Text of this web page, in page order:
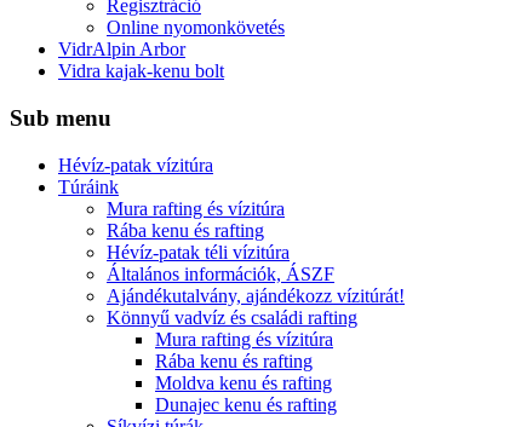
Regisztráció
Online nyomonkövetés
VidrAlpin Arbor
Vidra kajak-kenu bolt
Sub menu
Hévíz-patak vízitúra
Túráink
Mura rafting és vízitúra
Rába kenu és rafting
Hévíz-patak téli vízitúra
Általános információk, ÁSZF
Ajándékutalvány, ajándékozz vízitúrát!
Könnyű vadvíz és családi rafting
Mura rafting és vízitúra
Rába kenu és rafting
Moldva kenu és rafting
Dunajec kenu és rafting